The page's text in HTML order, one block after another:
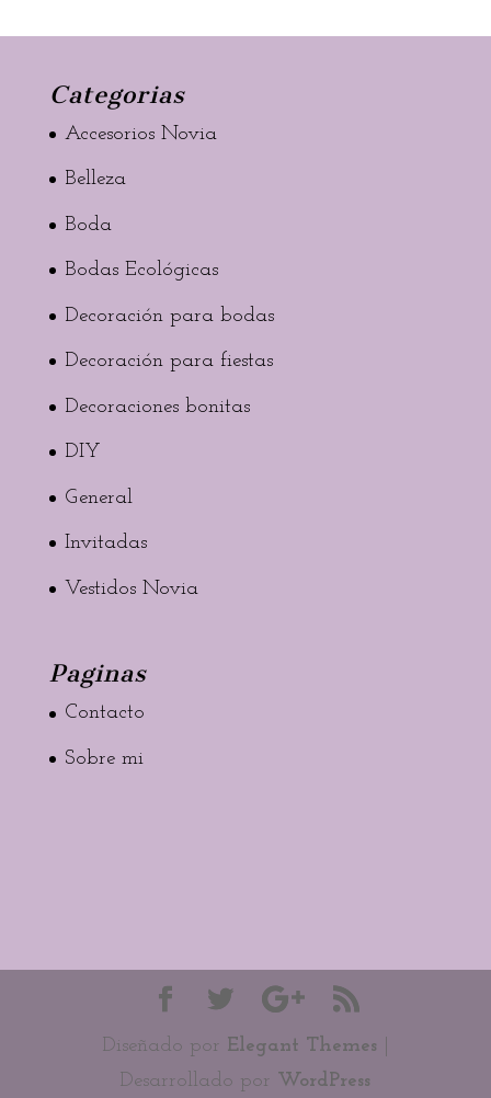
Categorias
Accesorios Novia
Belleza
Boda
Bodas Ecológicas
Decoración para bodas
Decoración para fiestas
Decoraciones bonitas
DIY
General
Invitadas
Vestidos Novia
Paginas
Contacto
Sobre mi
Diseñado por Elegant Themes
Desarrollado por WordPress